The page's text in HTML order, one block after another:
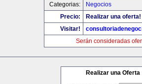
Categorias:
Negocios
Precio:
Realizar una oferta!
Visitar!
Serán consideradas
Realizar una Oferta